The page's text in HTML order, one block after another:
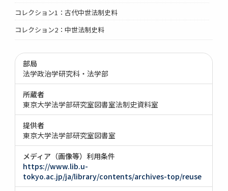
コレクション1：古代中世法制史料
コレクション2：中世法制史料
部局
法学政治学研究科・法学部
所蔵者
東京大学法学部研究室図書室法制史資料室
提供者
東京大学法学部研究室図書室
メディア（画像等）利用条件
https://www.lib.u-
tokyo.ac.jp/ja/library/contents/archives-top/reuse